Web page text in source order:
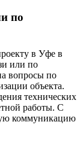
по
в Уфе в
или по
вопросы по
объекта.
технических
работы. С
коммуникацию